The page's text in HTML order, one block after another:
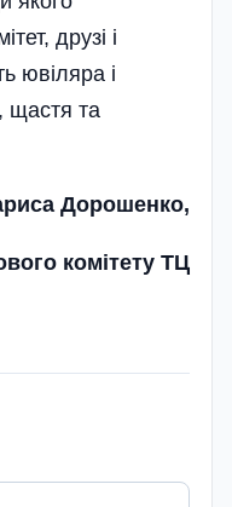
друзі і
ювіляра і
щастя та
Дорошенко,
комітету ТЦ